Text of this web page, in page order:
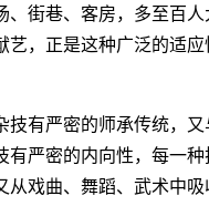
、街巷、客房，多至百
艺，正是这种广泛的适
有严密的师承传统，又
有严密的内向性，每一
从戏曲、舞蹈、武术中